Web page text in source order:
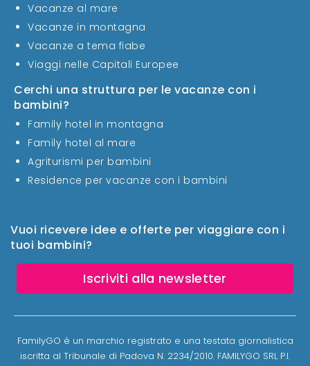
Vuoi ricevere idee e offerte per viaggiare con i
tuoi bambini?
Iscriviti alla newsletter
Vacanze al mare
Vacanze in montagna
Vacanze a tema fiabe
Viaggi nelle Capitali Europee
Cerchi una struttura per le vacanze con i
bambini?
Family hotel in montagna
Family hotel al mare
Agriturismi per bambini
Residence per vacanze con i bambini
FamilyGO è un marchio registrato e una testata giornalistica
iscritta al Tribunale di Padova N. 2234/2010. FAMILYGO SRL P.I.